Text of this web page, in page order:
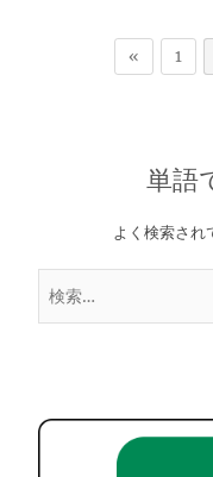
« 1
単語
よく検索され